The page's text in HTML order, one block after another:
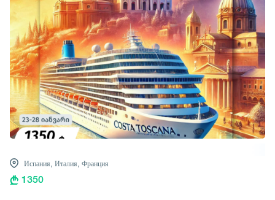
Испания, Италия, Франция
1350